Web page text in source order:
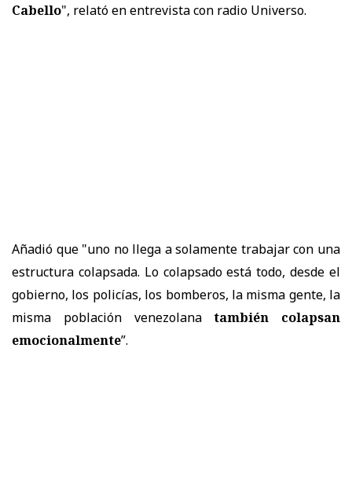
Cabello", relató en entrevista con radio Universo.
Añadió que "uno no llega a solamente trabajar con una
estructura colapsada. Lo colapsado está todo, desde el
gobierno, los policías, los bomberos, la misma gente, la
misma población venezolanatambién colapsan
emocionalmente”.